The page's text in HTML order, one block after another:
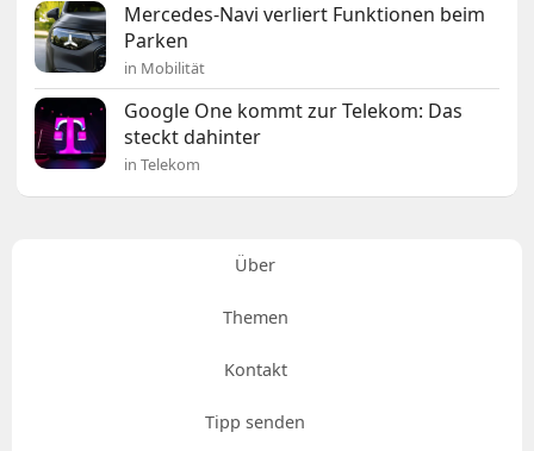
Mercedes-Navi verliert Funktionen beim
Parken
in Mobilität
Google One kommt zur Telekom: Das
steckt dahinter
in Telekom
Über
Themen
Kontakt
Tipp senden